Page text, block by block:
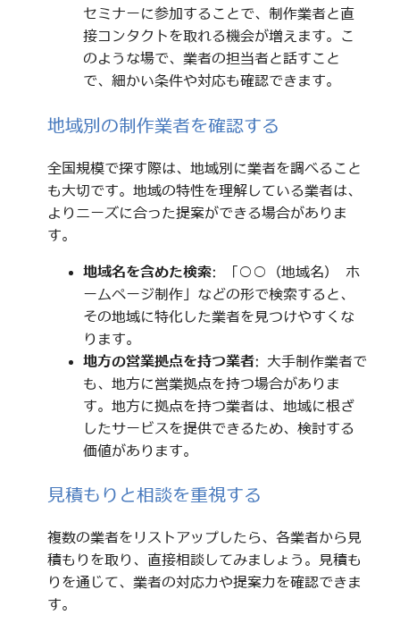
セミナーに参加することで、制作業者と直
接コンタクトを取れる機会が増えます。こ
のような場で、業者の担当者と話すこと
で、細かい条件や対応も確認できます。
地域別の制作業者を確認する
全国規模で探す際は、地域別に業者を調べること
も大切です。地域の特性を理解している業者は、
よりニーズに合った提案ができる場合がありま
す。
地域名を含めた検索: 「○○（地域名） ホ
ームページ制作」などの形で検索すると、
その地域に特化した業者を見つけやすくな
ります。
地方の営業拠点を持つ業者: 大手制作業者で
も、地方に営業拠点を持つ場合がありま
す。地方に拠点を持つ業者は、地域に根ざ
したサービスを提供できるため、検討する
価値があります。
見積もりと相談を重視する
複数の業者をリストアップしたら、各業者から見
積もりを取り、直接相談してみましょう。見積も
りを通じて、業者の対応力や提案力を確認できま
す。